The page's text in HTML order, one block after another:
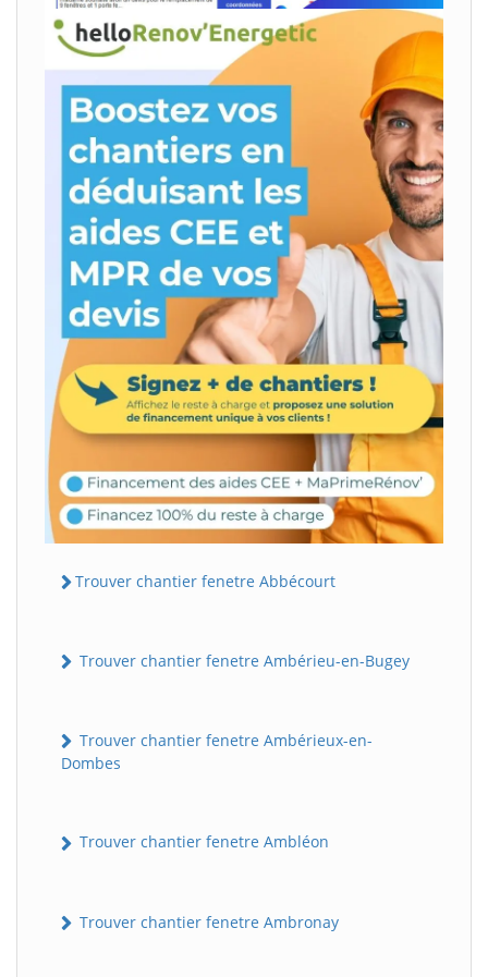
Trouver chantier fenetre Abbécourt
Trouver chantier fenetre Ambérieu-en-Bugey
Trouver chantier fenetre Ambérieux-en-
Dombes
Trouver chantier fenetre Ambléon
Trouver chantier fenetre Ambronay